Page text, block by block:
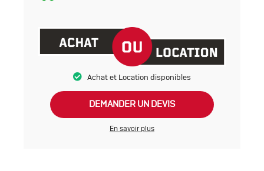
Achat et Location disponibles
DEMANDER UN DEVIS
En savoir plus